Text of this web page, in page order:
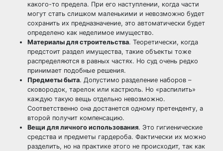
какого-то предела. При его наступлении, когда части
могут стать слишком маленькими и невозможно будет
сохранить их предназначение, это автоматически будет
определено как неделимое имущество.
Материалы для строительства. Теоретически, когда
предстоит раздел имущества, такие объекты тоже
распределяются в равных частях. Но суд очень редко
принимает подобные решения.
Предметы быта. Допустимо разделение наборов –
сковородок, тарелок или кастрюль. Но «распилить»
каждую такую вещь отдельно невозможно.
Соответственно она достанется одному претенденту, а
второй получит компенсацию.
Вещи для личного использования. Это гигиенические
средства и предметы гардероба. Фактически их можно
разделить, но на практике этого не происходит, так как